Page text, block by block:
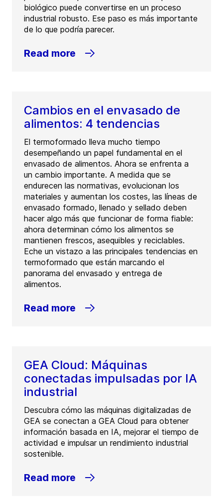
biológico puede convertirse en un proceso
industrial robusto. Ese paso es más importante
de lo que podría parecer.
Read more
Cambios en el envasado de
alimentos: 4 tendencias
El termoformado lleva mucho tiempo
desempeñando un papel fundamental en el
envasado de alimentos. Ahora se enfrenta a
un cambio importante. A medida que se
endurecen las normativas, evolucionan los
materiales y aumentan los costes, las líneas de
envasado formado, llenado y sellado deben
hacer algo más que funcionar de forma fiable:
ahora determinan cómo los alimentos se
mantienen frescos, asequibles y reciclables.
Eche un vistazo a las principales tendencias en
termoformado que están marcando el
panorama del envasado y entrega de
alimentos.
Read more
GEA Cloud: Máquinas
conectadas impulsadas por IA
industrial
Descubra cómo las máquinas digitalizadas de
GEA se conectan a GEA Cloud para obtener
información basada en IA, mejorar el tiempo de
actividad e impulsar un rendimiento industrial
sostenible.
Read more